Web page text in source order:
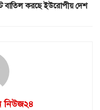
বাতিল করছে ইউরোপীয় দেশ